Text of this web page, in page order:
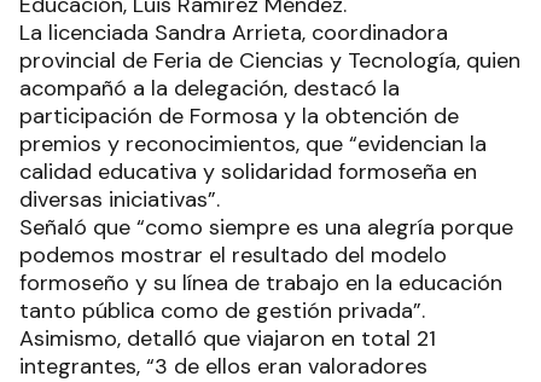
La licenciada Sandra Arrieta, coordinadora
provincial de Feria de Ciencias y Tecnología, quien
acompañó a la delegación, destacó la
participación de Formosa y la obtención de
premios y reconocimientos, que “evidencian la
calidad educativa y solidaridad formoseña en
diversas iniciativas”.
Señaló que “como siempre es una alegría porque
podemos mostrar el resultado del modelo
formoseño y su línea de trabajo en la educación
tanto pública como de gestión privada”.
Asimismo, detalló que viajaron en total 21
integrantes, “3 de ellos eran valoradores